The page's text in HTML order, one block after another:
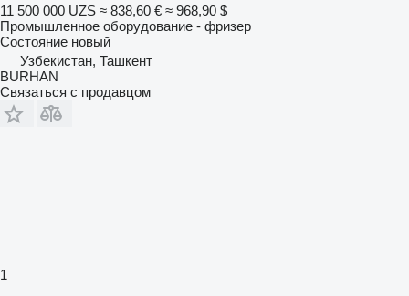
11 500 000 UZS ≈ 838,60 € ≈ 968,90 $
Промышленное оборудование - фризер
Состояние новый
Узбекистан, Ташкент
BURHAN
Связаться с продавцом
1